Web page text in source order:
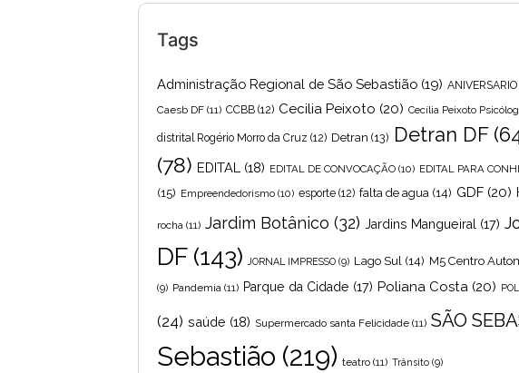
Tags
Administração Regional de São Sebastião (19) ANIVERSARIO
Caesb DF (11) CCBB (12) Cecilia Peixoto (20) Cecília Peixoto
distrital Rogério Morro da Cruz (12) Detran (13) Detran DF
(78) EDITAL (18) EDITAL DE CONVOCAÇÃO (10) EDITAL PARA
(15) Empreendedorismo (10) esporte (12) falta de agua (14) GDF (20)
rocha (11) Jardim Botânico (32) Jardins Mangueiral (17)
DF(143) JORNAL IMPRESSO (9) Lago Sul (14) M5 Centro
(9) Pandemia (11) Parque da Cidade (17) Poliana Costa (20)
(24) saúde (18) Supermercado santa Felicidade (11) SÃO
Sebastião (219) teatro (11) Trânsito (9)